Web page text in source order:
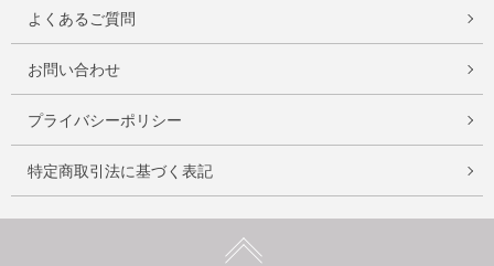
よくあるご質問
お問い合わせ
プライバシーポリシー
特定商取引法に基づく表記